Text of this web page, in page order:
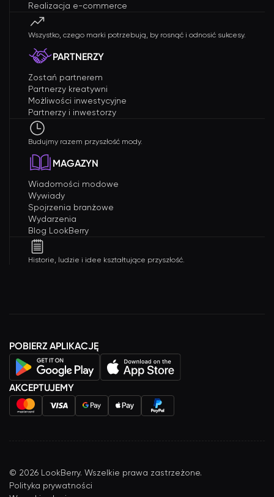
Realizacja e-commerce
Wszystko, czego marki potrzebują, by rosnąć i odnosić sukcesy.
PARTNERZY
Zostań partnerem
Partnerzy kreatywni
Możliwości inwestycyjne
Partnerzy i inwestorzy
Budujmy razem przyszłość mody.
MAGAZYN
Wiadomości modowe
Wywiady
Spojrzenia branżowe
Wydarzenia
Blog LookBerry
Historie, ludzie i idee kształtujące przyszłość.
POBIERZ APLIKACJĘ
AKCEPTUJEMY
© 2026 LookBerry. Wszelkie prawa zastrzeżone.
Polityka prywatności